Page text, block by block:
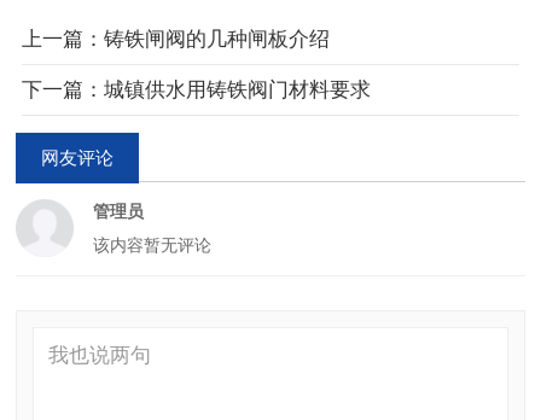
上一篇：铸铁闸阀的几种闸板介绍
下一篇：城镇供水用铸铁阀门材料要求
网友评论
管理员
该内容暂无评论